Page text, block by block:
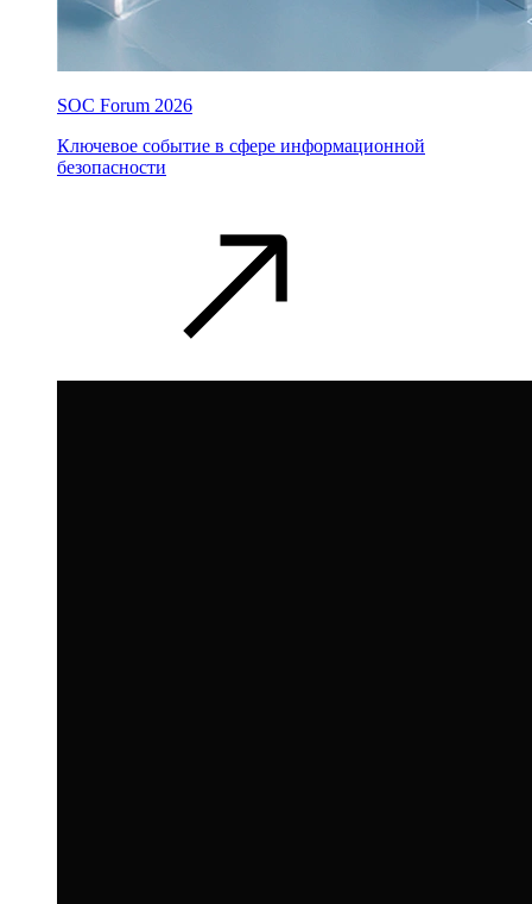
SOC Forum 2026
Ключевое событие в сфере информационной
безопасности